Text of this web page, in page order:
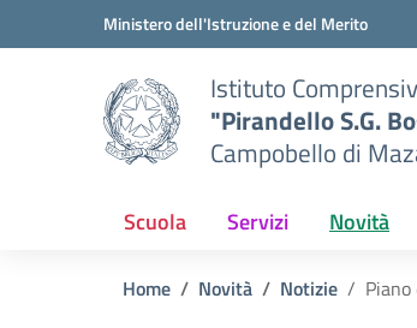
Vai ai contenuti
Vai al menu di navigazioneMinistero dell'Istruzione e del Merito
Istituto
"Pirandello S.G.
Campobello di
Scuola Servizi Novità
Home Novità Notizie